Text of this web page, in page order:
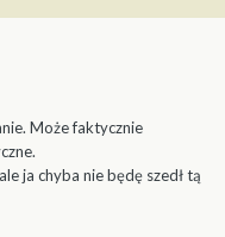
Może faktycznie
ja chyba nie będę szedł tą